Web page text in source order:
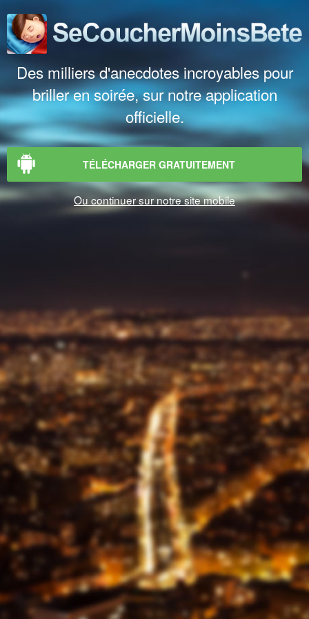
Des milliers d'anecdotes incroyables pour
briller en soirée, sur notre application
officielle.
TÉLÉCHARGER GRATUITEMENT
Ou continuer sur notre site mobile